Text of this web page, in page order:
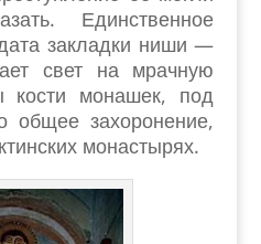
Единственное
закладки ниши —
свет на мрачную
кости монашек, под
общее захоронение,
монастырях.